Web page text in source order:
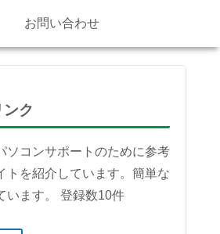
お問い合わせ
ク
ソコンサポートのために参考
トを紹介しています。簡単な
います。 登録数10件